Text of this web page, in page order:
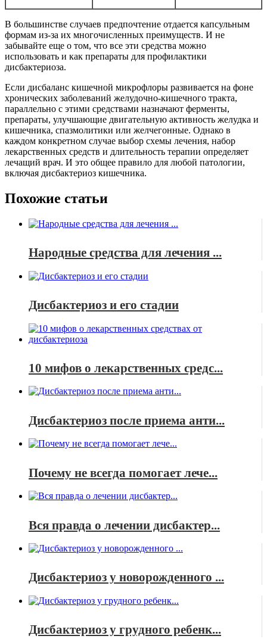
В большинстве случаев предпочтение отдается капсульным
формам из-за их многочисленных преимуществ. И не
забывайте еще о том, что все эти средства можно
использовать и как препараты для профилактики
дисбактериоза.
Если дисбаланс кишечной микрофлоры развивается на фоне
хронических заболеваний желудочно-кишечного тракта,
параллельно с этими средствами назначают ферменты,
препараты, улучшающие двигательную активность желудка и
кишечника, спазмолитики или желчегонные. Однако в
каждом конкретном случае выбор схемы лечения, набор
лекарственных средств и длительность терапии определяет
лечащий врач. И это общее правило для любой патологии,
включая дисбактериоз кишечника.
Похожие статьи
Народные средства для лечения ...
Дисбактериоз и его стадии
10 мифов о лекарственных средс...
Дисбактериоз после приема анти...
Почему не всегда помогает лече...
Вся правда о лечении дисбактер...
Дисбактериоз у новорожденного ...
Дисбактериоз у грудного ребенк...